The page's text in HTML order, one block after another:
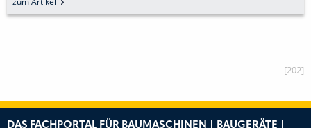
[202]
DAS FACHPORTAL FÜR BAUMASCHINEN | BAUGERÄTE |